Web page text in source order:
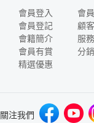
會員登入
會員登記
會籍簡介
會員有賞
精選優惠
會
顧
服
分
關注我們